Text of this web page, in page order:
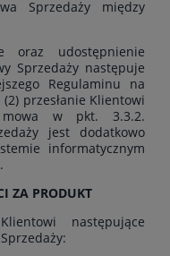
Sprzedaży między
oraz udostępnienie
Sprzedaży następuje
Regulaminu na
przesłanie Klientowi
w pkt. 3.3.2.
jest dodatkowo
informatycznym
ZA PRODUKT
następujące